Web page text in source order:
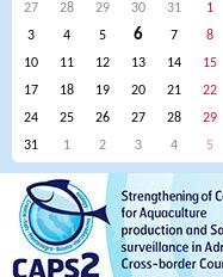
27 28 29 30 31 1
3
4 5 6 7 8
10
11 12 13 14 15
17
18 19 20 21 22
24
25 26 27 28 29
31
1 2 3 4 5